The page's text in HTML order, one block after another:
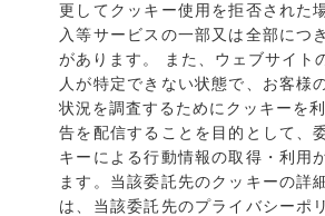
更してクッキー使用を拒否された
入等サービスの一部又は全部につ
があります。 また、ウェブサイト
人が特定できない状態で、お客様
状況を調査するためにクッキーを
告を配信することを目的として、
キーによる行動情報の取得・利用
ます。当該委託先のクッキーの詳
は、当該委託先のプライバシーポ